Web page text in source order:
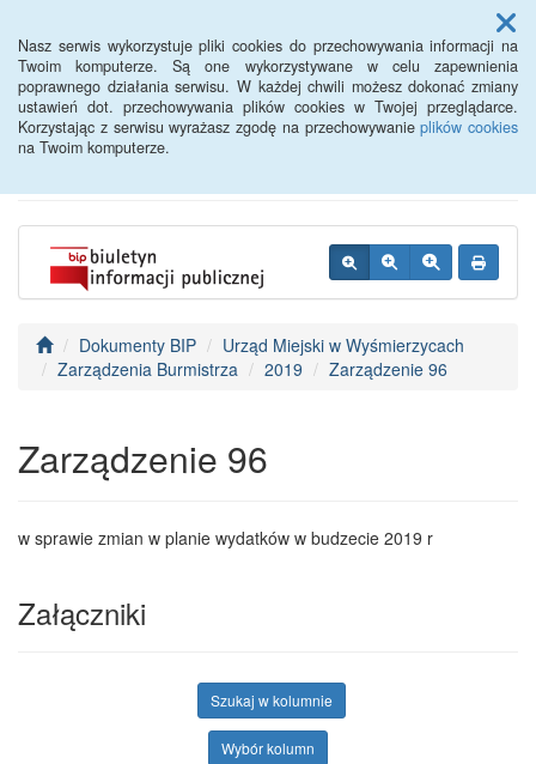
Nasz serwis wykorzystuje pliki cookies do przechowywania informacji na
Twoim komputerze. Są one wykorzystywane w celu zapewnienia
poprawnego działania serwisu. W każdej chwili możesz dokonać zmiany
ustawień dot. przechowywania plików cookies w Twojej przeglądarce.
Korzystając z serwisu wyrażasz zgodę na przechowywanieplików cookies
na Twoim komputerze.
Menu
BIP - Urząd Miejski
Wyśmierzyce
Dokumenty BIP
Urząd Miejski w Wyśmierzycach
Zarządzenia Burmistrza
2019 Zarządzenie 96
Zarządzenie 96
w sprawie zmian w planie wydatków w budzecie 2019 r
Załączniki
Szukaj w kolumnie
Wybór kolumn